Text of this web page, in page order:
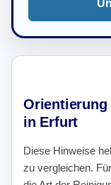
Orientierung
in Erfurt
Diese Hinweise
zu vergleichen.